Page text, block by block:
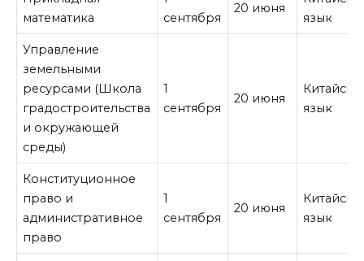
математика
сентября
20 июня
язык
Управление
земельными
ресурсами (Школа
градостроительства
и окружающей
среды)
1
сентября
20 июня
язык
Конституционное
право и
административное
право
1
сентября
20 июня
язык